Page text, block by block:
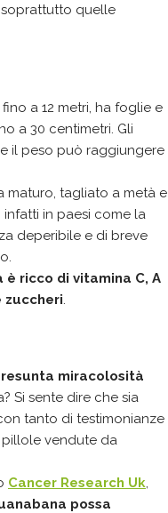
quelle
a 12 metri, ha foglie e
a 30 centimetri. Gli
il peso può raggiungere
maturo, tagliato a metà e
in paesi come la
deperibile e di breve
è ricco di vitamina C, A
zuccheri.
miracolosità
Si sente dire che sia
tanto di testimonianze
vendute da
Cancer Research Uk,
possa